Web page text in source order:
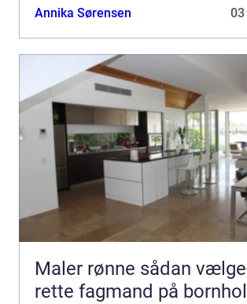
som kan imø...
Annika Sørensen
Maler rønne sådan vælger du den
rette fagmand på